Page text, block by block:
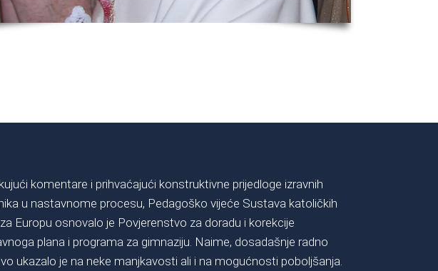
komentare i prihvaćajući konstruktivne prijedloge izravnih
u nastavnome procesu, Pedagoško vijeće Sustava katoličkih
Europu osnovalo je Povjerenstvo za doradu i korekcije
plana i programa za gimnaziju. Naime, dosadašnje radno
ukazalo je na neke manjkavosti ali i na mogućnosti poboljšanja.